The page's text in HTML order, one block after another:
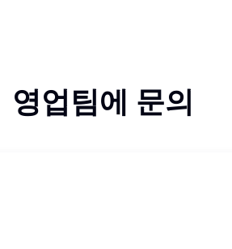
영업팀에 문의